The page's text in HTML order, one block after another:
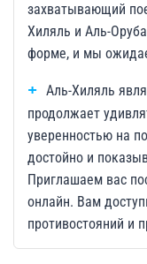
захватывающий
Хиляль и Аль-
форме, и мы
Аль-Хиляль
продолжает
уверенностью на
достойно и
Приглашаем вас
онлайн. Вам
противостояний и